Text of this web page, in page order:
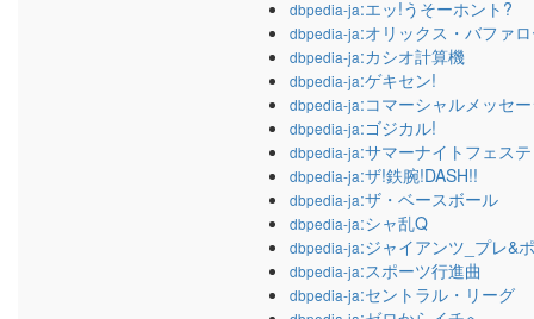
dbpedia-ja:エッ!うそーホント?
dbpedia-ja:オリックス・バファ
dbpedia-ja:カシオ計算機
dbpedia-ja:ゲキセン!
dbpedia-ja:コマーシャルメッセ
dbpedia-ja:ゴジカル!
dbpedia-ja:サマーナイトフェス
dbpedia-ja:ザ!鉄腕!DASH!!
dbpedia-ja:ザ・ベースボール
dbpedia-ja:シャ乱Q
dbpedia-ja:ジャイアンツ_プレ&
dbpedia-ja:スポーツ行進曲
dbpedia-ja:セントラル・リーグ